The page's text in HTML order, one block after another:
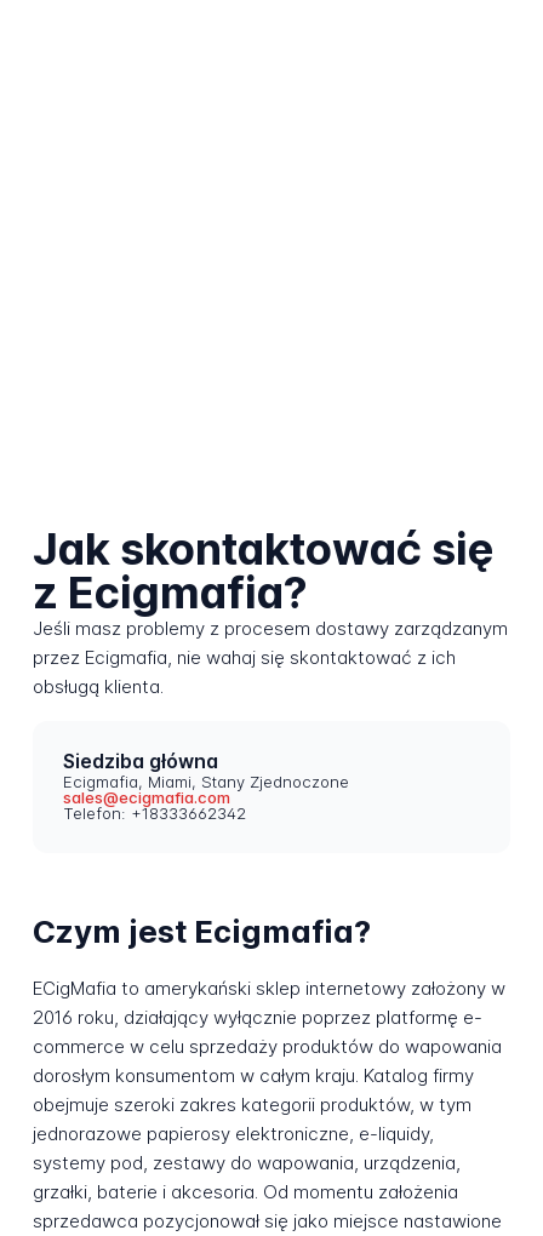
Jak skontaktować się
z Ecigmafia?
Jeśli masz problemy z procesem dostawy zarządzanym
przez Ecigmafia, nie wahaj się skontaktować z ich
obsługą klienta.
Siedziba główna
Ecigmafia, Miami, Stany Zjednoczone
sales@ecigmafia.com
Telefon: +18333662342
Czym jest Ecigmafia?
ECigMafia to amerykański sklep internetowy założony w
2016 roku, działający wyłącznie poprzez platformę e-
commerce w celu sprzedaży produktów do wapowania
dorosłym konsumentom w całym kraju. Katalog firmy
obejmuje szeroki zakres kategorii produktów, w tym
jednorazowe papierosy elektroniczne, e-liquidy,
systemy pod, zestawy do wapowania, urządzenia,
grzałki, baterie i akcesoria. Od momentu założenia
sprzedawca pozycjonował się jako miejsce nastawione